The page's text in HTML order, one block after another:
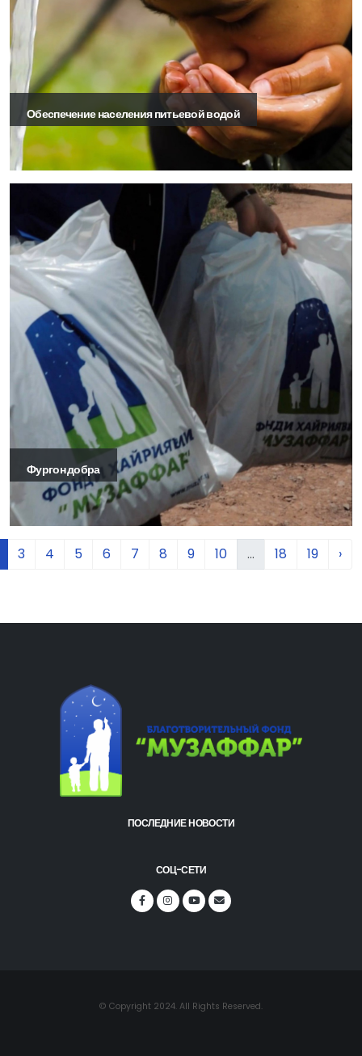
Обеспечение населения питьевой водой
Фургон добра
3 4 5 6 7 8 9 10 ... 18 19 ›
ПОСЛЕДНИЕ НОВОСТИ
СОЦ-СЕТИ
© Copyright 2024. All Rights Reserved.